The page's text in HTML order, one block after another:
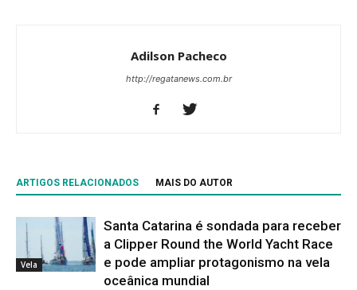
Adilson Pacheco
http://regatanews.com.br
ARTIGOS RELACIONADOS MAIS DO AUTOR
Vela
Santa Catarina é sondada para receber
a Clipper Round the World Yacht Race
e pode ampliar protagonismo na vela
oceânica mundial